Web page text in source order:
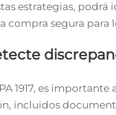
estrategias, podrá
compra segura para
1917, es
incluidos